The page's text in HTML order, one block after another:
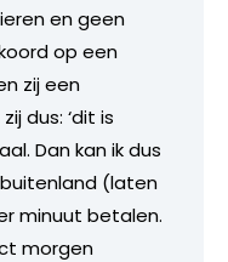
en geen
op een
zij een
dus: ‘dit is
Dan kan ik dus
(laten
minuut betalen.
morgen